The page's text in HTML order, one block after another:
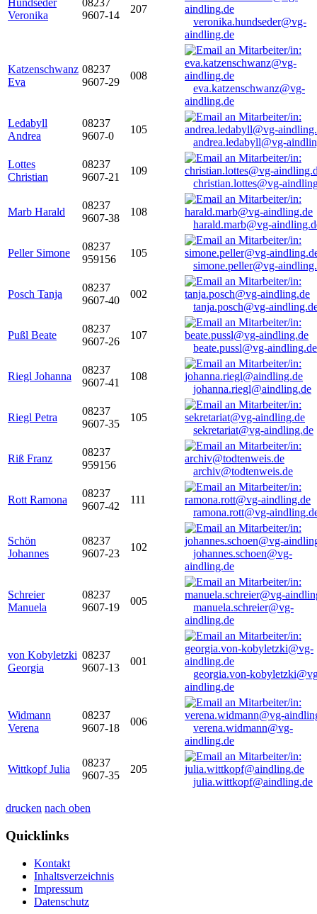
Hundseder
Veronika
08237
9607-14
207
veronika.hundseder@vg-
aindling.de
Katzenschwanz
Eva
08237
9607-29
008
eva.katzenschwanz@vg-
aindling.de
Ledabyll
Andrea
08237
9607-0
105
andrea.ledabyll@vg-
Lottes
Christian
08237
9607-21
109
christian.lottes@vg-
Marb Harald
08237
9607-38
108
harald.marb@vg-
Peller Simone
08237
959156
105
simone.peller@vg-
Posch Tanja
08237
9607-40
002
tanja.posch@vg-
Pußl Beate
08237
9607-26
107
beate.pussl@vg-aindling.de
Riegl Johanna
08237
9607-41
108
johanna.riegl@aindling.de
Riegl Petra
08237
9607-35
105
sekretariat@vg-aindling.de
Riß Franz
08237
959156
archiv@todtenweis.de
Rott Ramona
08237
9607-42
111
ramona.rott@vg-
Schön
Johannes
08237
9607-23
102
johannes.schoen@vg-
aindling.de
Schreier
Manuela
08237
9607-19
005
manuela.schreier@vg-
aindling.de
von Kobyletzki
Georgia
08237
9607-13
001
georgia.von-
aindling.de
Widmann
Verena
08237
9607-18
006
verena.widmann@vg-
aindling.de
Wittkopf Julia
08237
9607-35
205
julia.wittkopf@aindling.de
drucken nach oben
Quicklinks
Kontakt
Inhaltsverzeichnis
Impressum
Datenschutz